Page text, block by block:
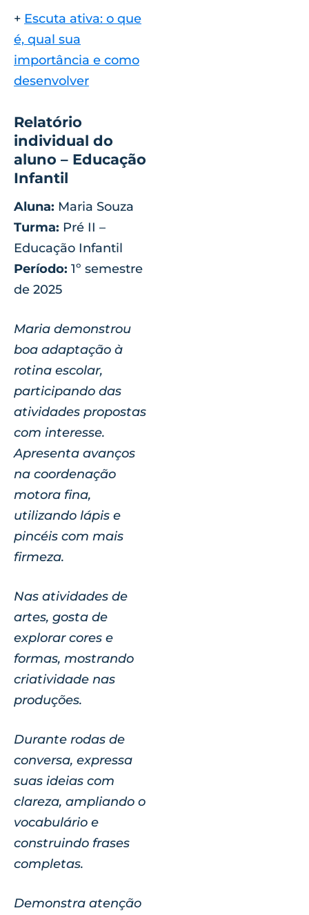
+ Escuta ativa: o que
é, qual sua
importância e como
desenvolver
Relatório
individual do
aluno – Educação
Infantil
Aluna: Maria Souza
Turma: Pré II –
Educação Infantil
Período: 1º semestre
de 2025
Maria demonstrou
boa adaptação à
rotina escolar,
participando das
atividades propostas
com interesse.
Apresenta avanços
na coordenação
motora fina,
utilizando lápis e
pincéis com mais
firmeza.
Nas atividades de
artes, gosta de
explorar cores e
formas, mostrando
criatividade nas
produções.
Durante rodas de
conversa, expressa
suas ideias com
clareza, ampliando o
vocabulário e
construindo frases
completas.
Demonstra atenção